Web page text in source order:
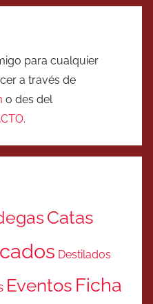
para cualquier
a través de
o des del
.
Catas
Destilados
Eventos Ficha